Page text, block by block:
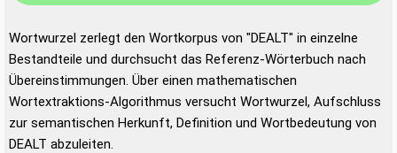
Wortwurzel zerlegt den Wortkorpus von "DEALT" in einzelne
Bestandteile und durchsucht das Referenz-Wörterbuch nach
Übereinstimmungen. Über einen mathematischen
Wortextraktions-Algorithmus versucht Wortwurzel, Aufschluss
zur semantischen Herkunft, Definition und Wortbedeutung von
DEALT abzuleiten.